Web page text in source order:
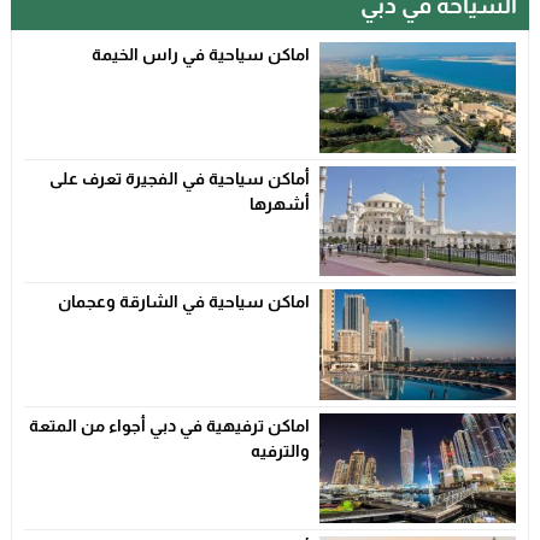
السياحة في دبي
اماكن سياحية في راس الخيمة
أماكن سياحية في الفجيرة تعرف على
أشهرها
اماكن سياحية في الشارقة وعجمان
اماكن ترفيهية في دبي أجواء من المتعة
والترفيه